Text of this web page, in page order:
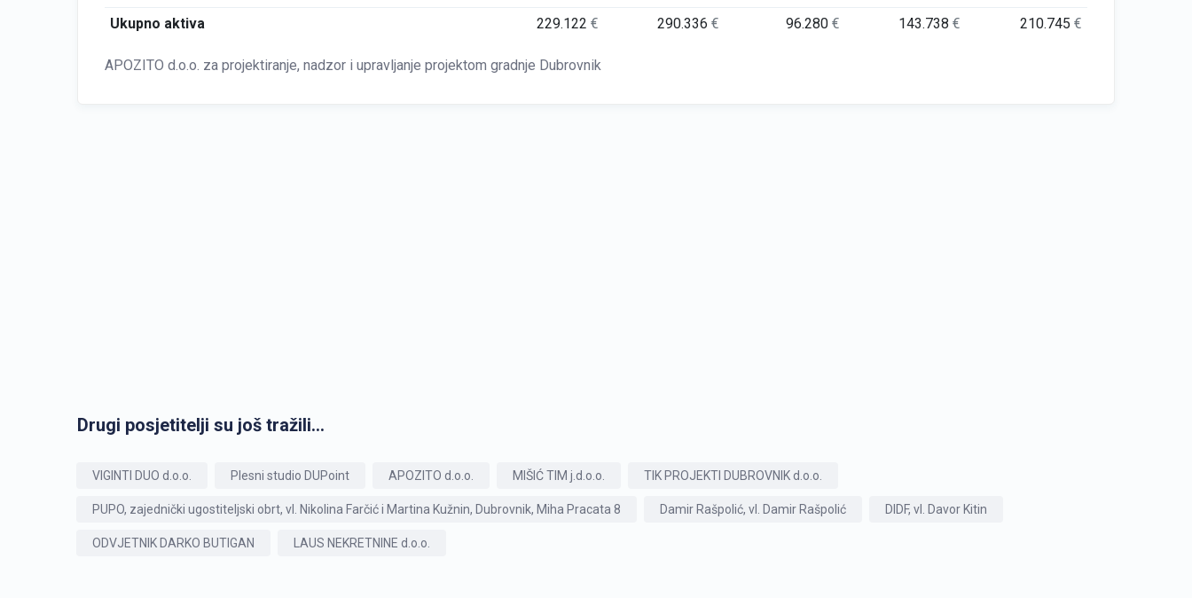
Ukupno aktiva
229.122€ 290.336€ 96.280€ 143.738€ 210.745€
APOZITO d.o.o. za projektiranje, nadzor i upravljanje projektom gradnje Dubrovnik
Drugi posjetitelji su još tražili...
VIGINTI DUO d.o.o. Plesni studio DUPoint APOZITO d.o.o. MIŠIĆ TIM j.d.o.o. TIK PROJEKTI DUBROVNIK d.o.o.
PUPO, zajednički ugostiteljski obrt, vl. Nikolina Farčić i Martina Kužnin, Dubrovnik, Miha Pracata 8 Damir Rašpolić, vl. Damir Rašpolić DIDF, vl. Davor Kitin
ODVJETNIK DARKO BUTIGAN LAUS NEKRETNINE d.o.o.